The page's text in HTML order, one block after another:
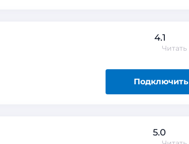
4.1
Читать
Подключить
5.0